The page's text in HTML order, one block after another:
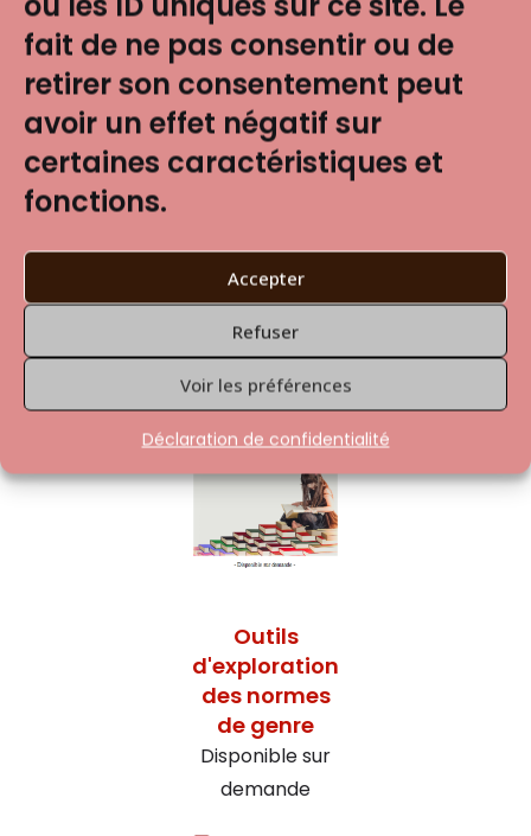
fait de ne pas consentir ou de
retirer son consentement peut
avoir un effet négatif sur
certaines caractéristiques et
fonctions.
Accepter
Refuser
Voir les préférences
Déclaration de confidentialité
Anthropologie
du genre et
de la violence
Outils
d'exploration
des normes
de genre
Disponible sur
demande